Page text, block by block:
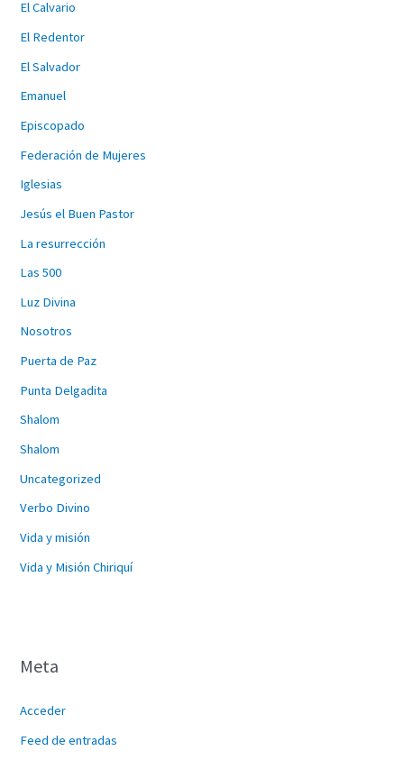
El Calvario
El Redentor
El Salvador
Emanuel
Episcopado
Federación de Mujeres
Iglesias
Jesús el Buen Pastor
La resurrección
Las 500
Luz Divina
Nosotros
Puerta de Paz
Punta Delgadita
Shalom
Shalom
Uncategorized
Verbo Divino
Vida y misión
Vida y Misión Chiriquí
Meta
Acceder
Feed de entradas